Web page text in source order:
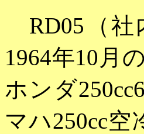
RD05（社
1964年10月
ホンダ
マハ250cc